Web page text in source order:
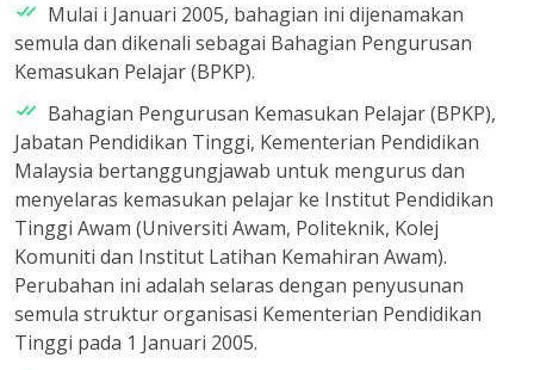
Mulai i Januari 2005, bahagian ini dijenamakan
semula dan dikenali sebagai Bahagian Pengurusan
Kemasukan Pelajar (BPKP).
Bahagian Pengurusan Kemasukan Pelajar (BPKP),
Jabatan Pendidikan Tinggi, Kementerian Pendidikan
Malaysia bertanggungjawab untuk mengurus dan
menyelaras kemasukan pelajar ke Institut Pendidikan
Tinggi Awam (Universiti Awam, Politeknik, Kolej
Komuniti dan Institut Latihan Kemahiran Awam).
Perubahan ini adalah selaras dengan penyusunan
semula struktur organisasi Kementerian Pendidikan
Tinggi pada 1 Januari 2005.